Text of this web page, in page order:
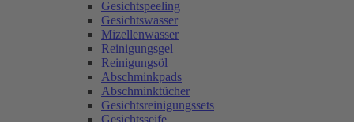
Gesichtspeeling
Gesichtswasser
Mizellenwasser
Reinigungsgel
Reinigungsöl
Abschminkpads
Abschminktücher
Gesichtsreinigungssets
Gesichtsseife